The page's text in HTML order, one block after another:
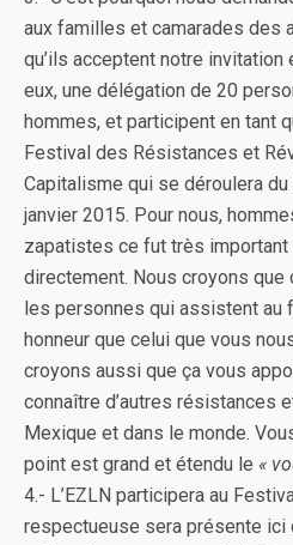
aux familles et camarades des
qu’ils acceptent notre
eux, une délégation de 20
hommes, et participent en tant
Festival des Résistances et
Capitalisme qui se déroulera
janvier 2015. Pour nous,
zapatistes ce fut très
directement. Nous croyons
les personnes qui assistent au
honneur que celui que vous
croyons aussi que ça vous
connaître d’autres résistances
Mexique et dans le monde.
point est grand et étendu le «
4.- L’EZLN participera au
respectueuse sera présente ici